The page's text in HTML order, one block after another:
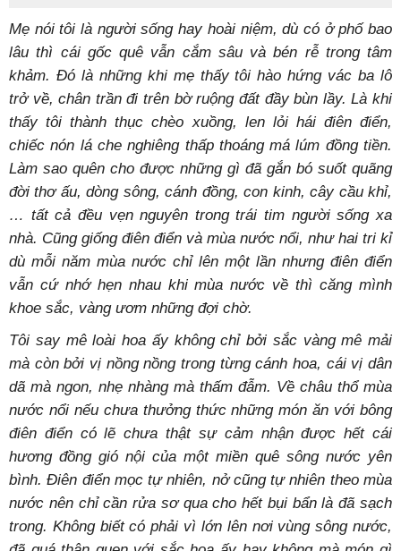
Mẹ nói tôi là người sống hay hoài niệm, dù có ở phố bao
lâu thì cái gốc quê vẫn cắm sâu và bén rễ trong tâm
khảm. Đó là những khi mẹ thấy tôi hào hứng vác ba lô
trở về, chân trần đi trên bờ ruộng đất đầy bùn lầy. Là khi
thấy tôi thành thục chèo xuồng, len lỏi hái điên điển,
chiếc nón lá che nghiêng thấp thoáng má lúm đồng tiền.
Làm sao quên cho được những gì đã gắn bó suốt quãng
đời thơ ấu, dòng sông, cánh đồng, con kinh, cây cầu khỉ,
… tất cả đều vẹn nguyên trong trái tim người sống xa
nhà. Cũng giống điên điển và mùa nước nổi, như hai tri kỉ
dù mỗi năm mùa nước chỉ lên một lần nhưng điên điển
vẫn cứ nhớ hẹn nhau khi mùa nước về thì căng mình
khoe sắc, vàng ươm những đợi chờ.
Tôi say mê loài hoa ấy không chỉ bởi sắc vàng mê mải
mà còn bởi vị nồng nồng trong từng cánh hoa, cái vị dân
dã mà ngon, nhẹ nhàng mà thấm đẫm. Về châu thổ mùa
nước nổi nếu chưa thưởng thức những món ăn với bông
điên điển có lẽ chưa thật sự cảm nhận được hết cái
hương đồng gió nội của một miền quê sông nước yên
bình. Điên điển mọc tự nhiên, nở cũng tự nhiên theo mùa
nước nên chỉ cần rửa sơ qua cho hết bụi bẩn là đã sạch
trong. Không biết có phải vì lớn lên nơi vùng sông nước,